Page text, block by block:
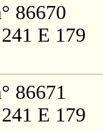
86670
E 179
86671
E 179